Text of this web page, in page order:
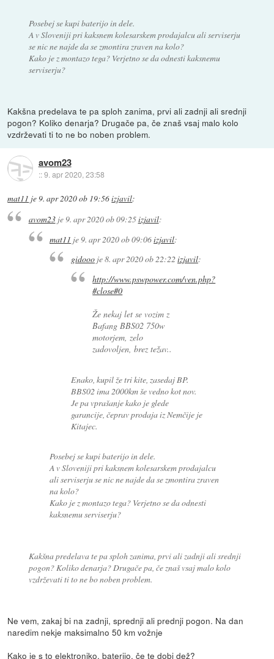
Posebej se kupi baterijo in dele.
A v Sloveniji pri kaksnem kolesarskem prodajalcu ali serviserju
se nic ne najde da se zmontira zraven na kolo?
Kako je z montazo tega? Verjetno se da odnesti kaksnemu
serviserju?
Kakšna predelava te pa sploh zanima, prvi ali zadnji ali srednji
pogon? Koliko denarja? Drugače pa, če znaš vsaj malo kolo
vzdrževati ti to ne bo noben problem.
avom23
::9. apr 2020, 23:58
mat11 je9. apr 2020 ob 19:56izjavil:
avom23je9. apr 2020 ob 09:25izjavil:
mat11 je 9. apr 2020 ob 09:06izjavil:
gidoooje8. apr 2020 ob 22:22izjavil:
http://www.pswpower.com/ven.php?
#close#0
Že nekaj let se vozim z
Bafang BBS02 750w
motorjem, zelo
zadovoljen, brez težav..
Enako, kupil že tri kite, zasedaj BP.
BBS02 ima 2000km še vedno kot nov.
Je pa vprašanje kako je glede
garancije, čeprav prodaja iz Nemčije je
Kitajec.
Posebej se kupi baterijo in dele.
A v Sloveniji pri kaksnem kolesarskem prodajalcu
ali serviserju se nic ne najde da se zmontira zraven
na kolo?
Kako je z montazo tega? Verjetno se da odnesti
kaksnemu serviserju?
Kakšna predelava te pa sploh zanima, prvi ali zadnji ali srednji
pogon? Koliko denarja? Drugače pa, če znaš vsaj malo kolo
vzdrževati ti to ne bo noben problem.
Ne vem, zakaj bi na zadnji, sprednji ali prednji pogon. Na dan
naredim nekje maksimalno 50 km vožnje
Kako je s to elektroniko, baterijo, če te dobi dež?